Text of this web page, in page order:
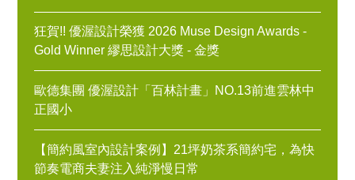
狂賀!! 優渥設計榮獲 2026 Muse Design Awards -
Gold Winner 繆思設計大獎 - 金獎
歐德集團 優渥設計「百林計畫」NO.13前進雲林中
正國小
【簡約風室內設計案例】21坪奶茶系簡約宅，為快
節奏電商夫妻注入純淨慢日常